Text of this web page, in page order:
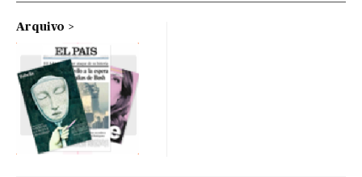
Arquivo